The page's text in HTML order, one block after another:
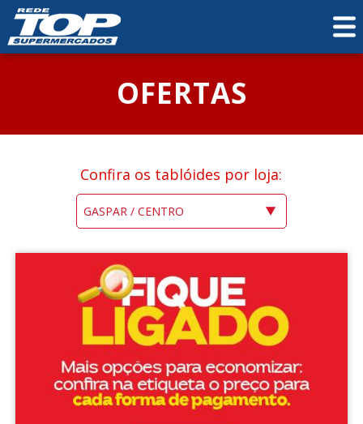
OFERTAS
Confira os tablóides por loja: